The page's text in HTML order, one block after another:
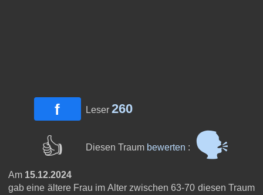
f Leser 260
👍 Diesen Traum bewerten : 🗣
Am 15.12.2024
gab eine ältere Frau im Alter zwischen 63-70 diesen Traum